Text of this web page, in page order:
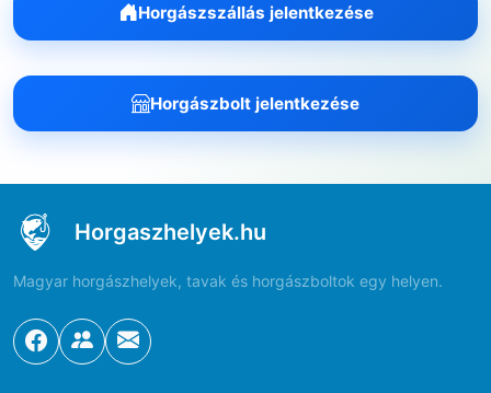
Horgászszállás jelentkezése
Horgászbolt jelentkezése
Horgaszhelyek.hu
Magyar horgászhelyek, tavak és horgászboltok egy helyen.